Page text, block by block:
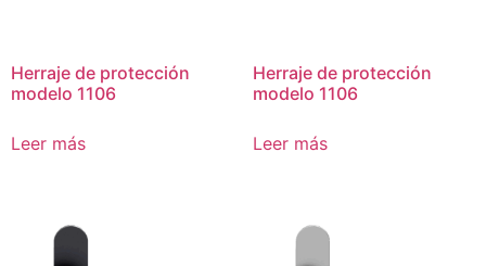
Herraje de protección
modelo 1106
Leer más
Herraje de protección
modelo 1106
Leer más